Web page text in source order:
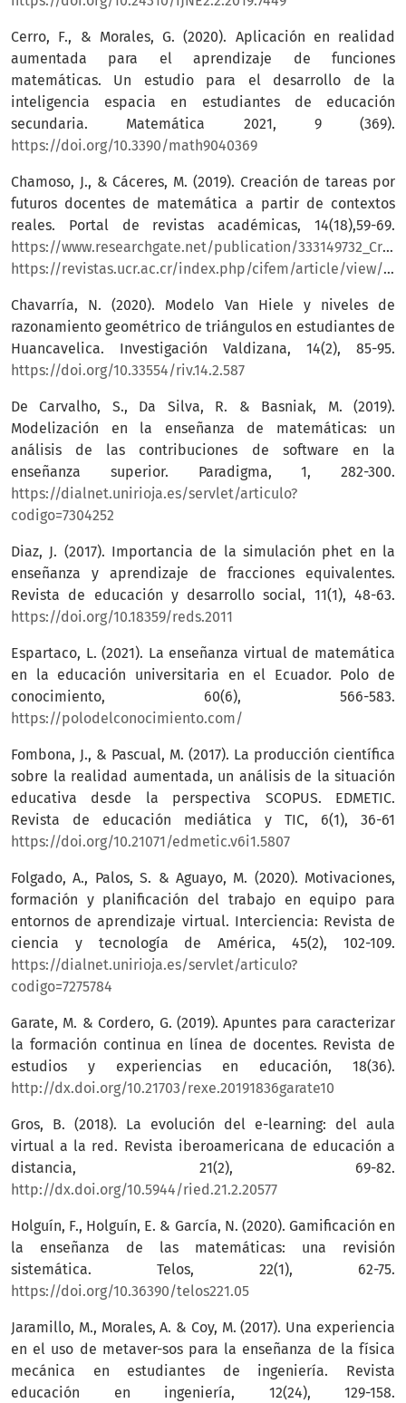
Cerro, F., & Morales, G. (2020). Aplicación en realidad
aumentada para el aprendizaje de funciones
matemáticas. Un estudio para el desarrollo de la
inteligencia espacia en estudiantes de educación
secundaria. Matemática 2021, 9 (369).
https://doi.org/10.3390/math9040369
Chamoso, J., & Cáceres, M. (2019). Creación de tareas por
futuros docentes de matemática a partir de contextos
reales. Portal de revistas académicas, 14(18),59-69.
https://www.researchgate.net/publication/333149732_Creacion_de_tareas_por_futuros_docentes_de_matematicas_a_partir_de_contextos_reales
https://revistas.ucr.ac.cr/index.php/cifem/article/view/39897
Chavarría, N. (2020). Modelo Van Hiele y niveles de
razonamiento geométrico de triángulos en estudiantes de
Huancavelica. Investigación Valdizana, 14(2), 85-95.
https://doi.org/10.33554/riv.14.2.587
De Carvalho, S., Da Silva, R. & Basniak, M. (2019).
Modelización en la enseñanza de matemáticas: un
análisis de las contribuciones de software en la
enseñanza superior. Paradigma, 1, 282-300.
https://dialnet.unirioja.es/servlet/articulo?
codigo=7304252
Diaz, J. (2017). Importancia de la simulación phet en la
enseñanza y aprendizaje de fracciones equivalentes.
Revista de educación y desarrollo social, 11(1), 48-63.
https://doi.org/10.18359/reds.2011
Espartaco, L. (2021). La enseñanza virtual de matemática
en la educación universitaria en el Ecuador. Polo de
conocimiento, 60(6), 566-583.
https://polodelconocimiento.com/
Fombona, J., & Pascual, M. (2017). La producción científica
sobre la realidad aumentada, un análisis de la situación
educativa desde la perspectiva SCOPUS. EDMETIC.
Revista de educación mediática y TIC, 6(1), 36-61
https://doi.org/10.21071/edmetic.v6i1.5807
Folgado, A., Palos, S. & Aguayo, M. (2020). Motivaciones,
formación y planificación del trabajo en equipo para
entornos de aprendizaje virtual. Interciencia: Revista de
ciencia y tecnología de América, 45(2), 102-109.
https://dialnet.unirioja.es/servlet/articulo?
codigo=7275784
Garate, M. & Cordero, G. (2019). Apuntes para caracterizar
la formación continua en línea de docentes. Revista de
estudios y experiencias en educación, 18(36).
http://dx.doi.org/10.21703/rexe.20191836garate10
Gros, B. (2018). La evolución del e-learning: del aula
virtual a la red. Revista iberoamericana de educación a
distancia, 21(2), 69-82.
http://dx.doi.org/10.5944/ried.21.2.20577
Holguín, F., Holguín, E. & García, N. (2020). Gamificación en
la enseñanza de las matemáticas: una revisión
sistemática. Telos, 22(1), 62-75.
https://doi.org/10.36390/telos221.05
Jaramillo, M., Morales, A. & Coy, M. (2017). Una experiencia
en el uso de metaver-sos para la enseñanza de la física
mecánica en estudiantes de ingeniería. Revista
educación en ingeniería, 12(24), 129-158.